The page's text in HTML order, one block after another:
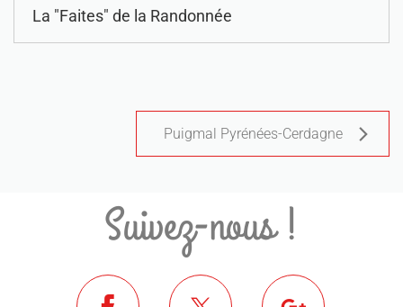
La "Faites" de la Randonnée
Puigmal Pyrénées-Cerdagne
Suivez-nous !